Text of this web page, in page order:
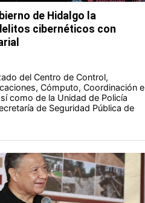
de Hidalgo la
cibernéticos con
del Centro de Control,
Cómputo, Coordinación e
como de la Unidad de Policía
de Seguridad Pública de